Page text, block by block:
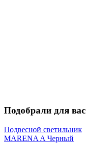
Подобрали для вас
Подвесной светильник
MARENA A Черный